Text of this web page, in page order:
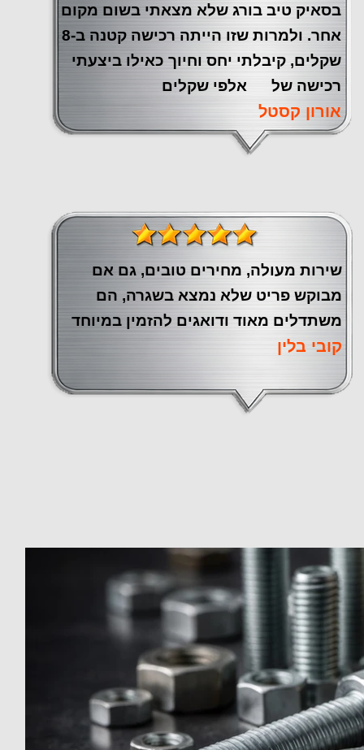
בסאיק טיב בורג שלא מצאתי בשום מקום
אחר. ולמרות שזו הייתה רכישה קטנה ב-8
שקלים, קיבלתי יחס וחיוך כאילו ביצעתי
רכישה של אלפי שקלים
אורון קסטל
שירות מעולה, מחירים טובים, גם אם
מבוקש פריט שלא נמצא בשגרה, הם
משתדלים מאוד ודואגים להזמין במיוחד
קובי בלין